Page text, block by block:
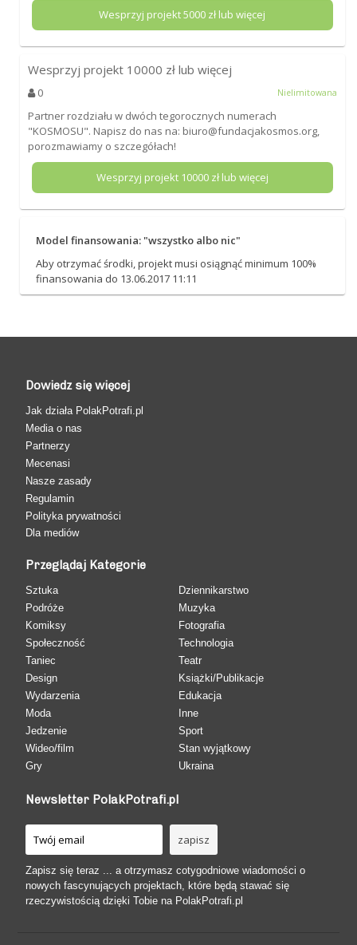
Wesprzyj projekt5000 zł lub więcej
Wesprzyj projekt 10000 zł lub więcej
0 Nielimitowana
Partner rozdziału w dwóch tegorocznych numerach
"KOSMOSU". Napisz do nas na: biuro@fundacjakosmos.org,
porozmawiamy o szczegółach!
Wesprzyj projekt 10000zł lub więcej
Model finansowania: "wszystko albo nic"
Aby otrzymać środki, projekt musi osiągnąć minimum 100%
finansowania do 13.06.2017 11:11
Dowiedz się więcej
Jak działa PolakPotrafi.pl
Media o nas
Partnerzy
Mecenasi
Nasze zasady
Regulamin
Polityka prywatności
Dla mediów
Przeglądaj Kategorie
Sztuka
Podróże
Komiksy
Społeczność
Taniec
Design
Wydarzenia
Moda
Jedzenie
Wideo/film
Gry
Dziennikarstwo
Muzyka
Fotografia
Technologia
Teatr
Książki/Publikacje
Edukacja
Inne
Sport
Stan wyjątkowy
Ukraina
Newsletter PolakPotrafi.pl
Zapisz się teraz ... a otrzymasz cotygodniowe wiadomości o
nowych fascynujących projektach, które będą stawać się
rzeczywistością dzięki Tobie na PolakPotrafi.pl